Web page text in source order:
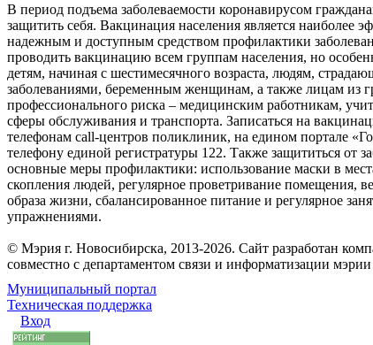
В период подъема заболеваемости коронавирусом
защитить себя. Вакцинация населения является наиболее
надежным и доступным средством профилактики
проводить вакцинацию всем группам населения, но
детям, начиная с шестимесячного возраста, людям,
заболеваниями, беременным женщинам, а также лицам из
профессионального риска – медицинским работникам,
сферы обслуживания и транспорта. Записаться на
телефонам call-центров поликлиник, на едином портале
телефону единой регистратуры 122. Также защититься от
основные меры профилактики: использование маски в
скопления людей, регулярное проветривание помещения,
образа жизни, сбалансированное питание и регулярное
упражнениями.
© Мэрия г. Новосибирска, 2013-2026. Сайт разработан
совместно с департаментом связи и информатизации
Муниципальный портал
Техническая поддержка
Вход